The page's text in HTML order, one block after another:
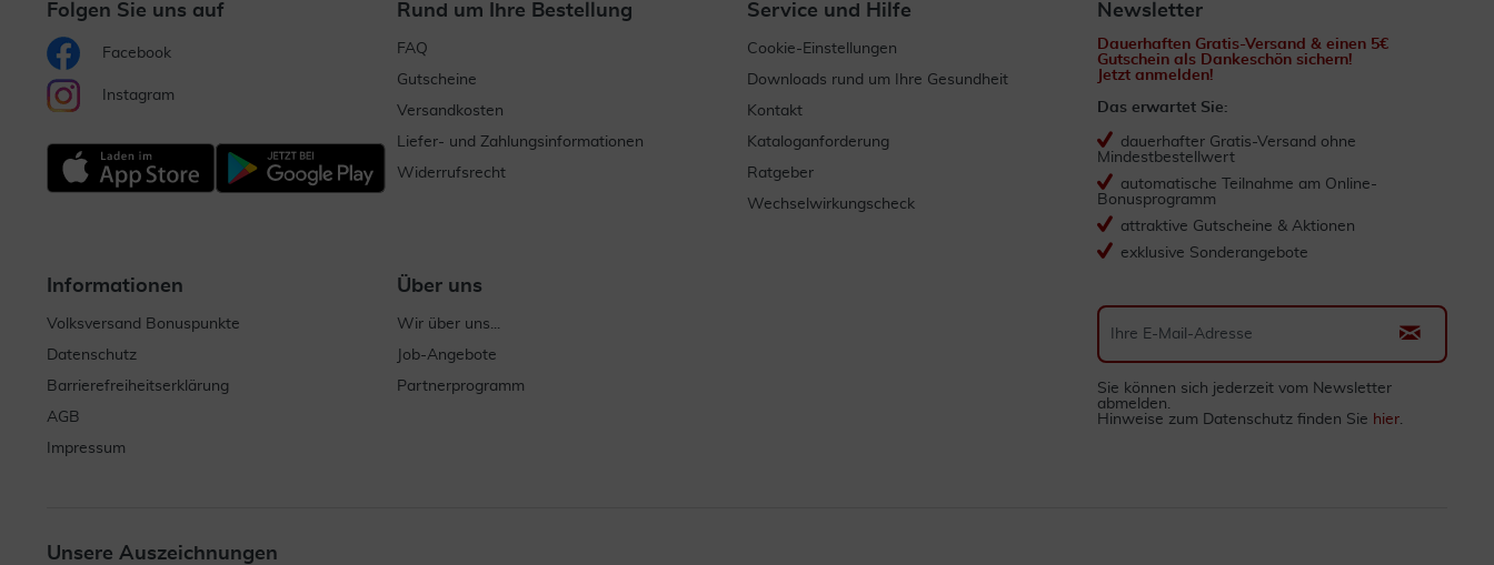
Folgen Sie uns auf
Facebook
Instagram
Rund um Ihre Bestellung
FAQ
Gutscheine
Versandkosten
Liefer- und Zahlungsinformationen
Widerrufsrecht
Service und Hilfe
Cookie-Einstellungen
Downloads rund um Ihre Gesundheit
Kontakt
Kataloganforderung
Ratgeber
Wechselwirkungscheck
Informationen
Volksversand Bonuspunkte
Datenschutz
Barrierefreiheitserklärung
AGB
Impressum
Über uns
Wir über uns...
Job-Angebote
Partnerprogramm
Newsletter
Dauerhaften Gratis-Versand & einen 5€
Gutschein als Dankeschön sichern!
Jetzt anmelden!
Das erwartet Sie:
dauerhafter Gratis-Versand ohne
Mindestbestellwert
automatische Teilnahme am Online-
Bonusprogramm
attraktive Gutscheine & Aktionen
exklusive Sonderangebote
Sie können sich jederzeit vom Newsletter
abmelden.
Hinweise zum Datenschutz finden Sie hier.
Unsere Auszeichnungen